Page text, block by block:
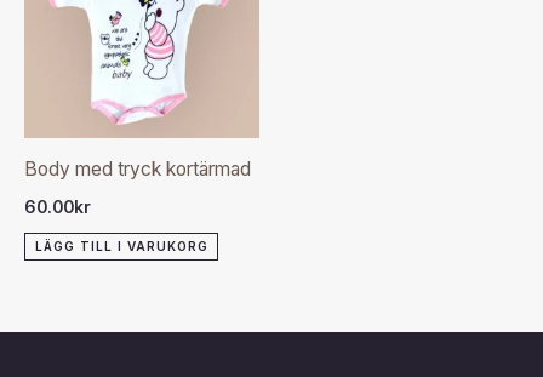
Body med tryck kortärmad
60.00kr
LÄGG TILL I VARUKORG